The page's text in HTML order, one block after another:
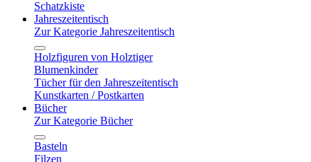
Schatzkiste
Jahreszeitentisch
Zur Kategorie Jahreszeitentisch
Holzfiguren von Holztiger
Blumenkinder
Tücher für den Jahreszeitentisch
Kunstkarten / Postkarten
Bücher
Zur Kategorie Bücher
Basteln
Filzen